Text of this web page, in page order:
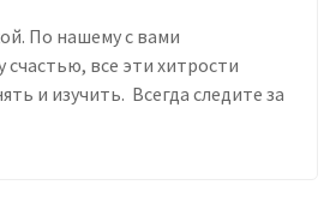
По нашему с вами
все эти хитрости
и изучить. Всегда следите за